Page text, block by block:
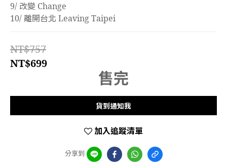
9/ 改變 Change
10/ 離開台北 Leaving Taipei
NT$757
NT$699
售完
貨到通知我
加入追蹤清單
分享到